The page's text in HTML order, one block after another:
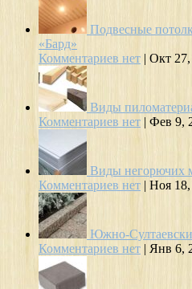
Подвесные
«Бард»
Комментариев нет | Окт 27,
Виды
Комментариев нет | Фев 9,
Виды негорючих
Комментариев нет | Ноя
Южно-
Комментариев нет | Янв 6,